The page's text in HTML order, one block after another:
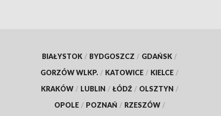
BIAŁYSTOK / BYDGOSZCZ / GDAŃSK /
GORZÓW WLKP. / KATOWICE / KIELCE /
KRAKÓW / LUBLIN / ŁÓDŹ / OLSZTYN /
OPOLE / POZNAŃ / RZESZÓW /